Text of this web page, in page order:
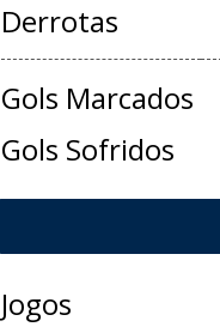
Derrotas
Gols Marcados
Gols Sofridos
Jogos